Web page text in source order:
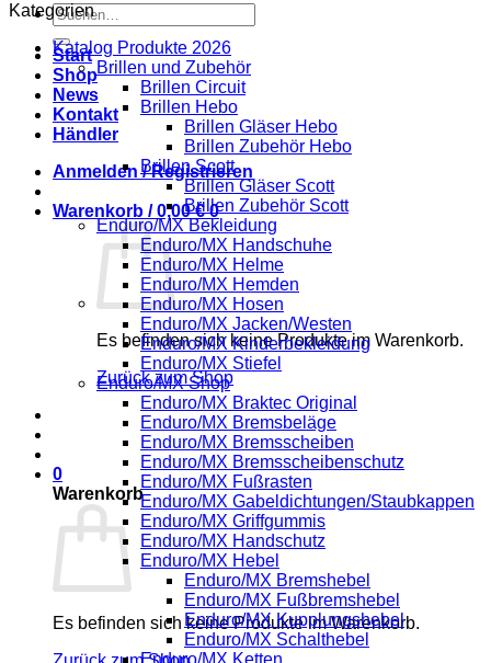
Suchen
nach:
Start
Shop
News
Kontakt
Händler
Anmelden / Registrieren
Warenkorb /0,00€ 0
Es befinden sich keine Produkte im Warenkorb.
Zurück zum Shop
0
Warenkorb
Es befinden sich keine Produkte im Warenkorb.
Kategorien
Katalog Produkte 2026
Brillen und Zubehör
Brillen Circuit
Brillen Hebo
Brillen Gläser Hebo
Brillen Zubehör Hebo
Brillen Scott
Brillen Gläser Scott
Brillen Zubehör Scott
Enduro/MX Bekleidung
Enduro/MX Handschuhe
Enduro/MX Helme
Enduro/MX Hemden
Enduro/MX Hosen
Enduro/MX Jacken/Westen
Enduro/MX Kinderbekleidung
Enduro/MX Stiefel
Enduro/MX Shop
Enduro/MX Braktec Original
Enduro/MX Bremsbeläge
Enduro/MX Bremsscheiben
Enduro/MX Bremsscheibenschutz
Enduro/MX Fußrasten
Enduro/MX Gabeldichtungen/Staubkappen
Enduro/MX Griffgummis
Enduro/MX Handschutz
Enduro/MX Hebel
Enduro/MX Bremshebel
Enduro/MX Fußbremshebel
Enduro/MX Kupplungshebel
Enduro/MX Schalthebel
Enduro/MX Ketten